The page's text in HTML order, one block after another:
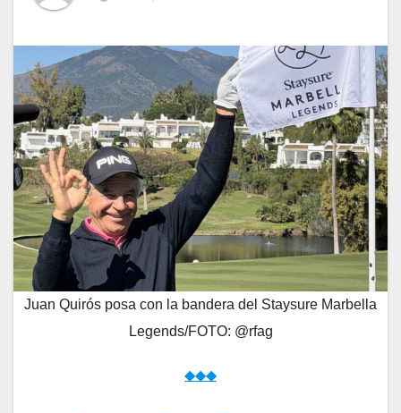
Juan Quirós posa con la bandera del Staysure Marbella
Legends/FOTO: @rfag
◆◆◆